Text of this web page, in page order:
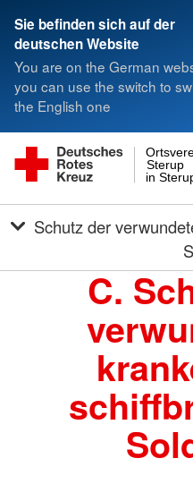
Sie befinden sich auf der
deutschen Website
You are on the German
you can use the switch to
the English one
in
Sterup
C.